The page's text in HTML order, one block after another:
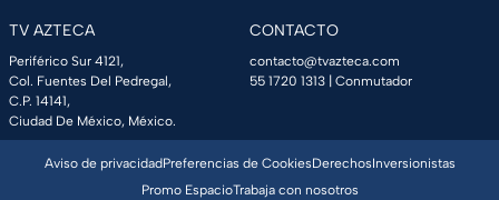
TV AZTECA
Periférico Sur 4121,
Col. Fuentes Del Pedregal,
C.P. 14141,
Ciudad De México, México.
CONTACTO
contacto@tvazteca.com
55 1720 1313 | Conmutador
Aviso de privacidadPreferencias de CookiesDerechosInversionistas
Promo EspacioTrabaja con nosotros